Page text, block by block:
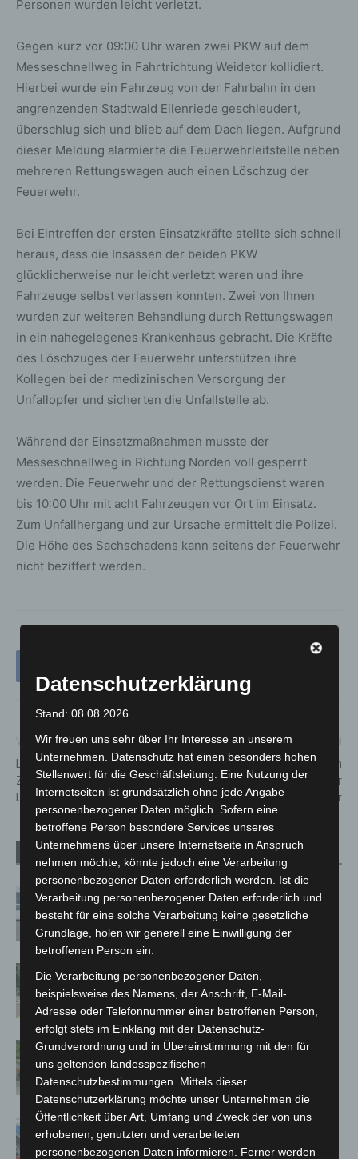
Personen wurden leicht verletzt.
Gegen kurz vor 09:00 Uhr waren zwei PKW auf dem
Messeschnellweg in Fahrtrichtung Weidetor kollidiert.
Hierbei wurde ein Fahrzeug von der Fahrbahn in den
angrenzenden Stadtwald Eilenriede geschleudert,
überschlug sich und blieb auf dem Dach liegen. Aufgrund
dieser Meldung alarmierte die Feuerwehrleitstelle neben
mehreren Rettungswagen auch einen Löschzug der
Feuerwehr.
Bei Eintreffen der ersten Einsatzkräfte stellte sich schnell
heraus, dass die Insassen der beiden PKW
glücklicherweise nur leicht verletzt waren und ihre
Fahrzeuge selbst verlassen konnten. Zwei von Ihnen
wurden zur weiteren Behandlung durch Rettungswagen
in ein nahegelegenes Krankenhaus gebracht. Die Kräfte
des Löschzuges der Feuerwehr unterstützen ihre
Kollegen bei der medizinischen Versorgung der
Unfallopfer und sicherten die Unfallstelle ab.
Während der Einsatzmaßnahmen musste der
Messeschnellweg in Richtung Norden voll gesperrt
werden. Die Feuerwehr und der Rettungsdienst waren
bis 10:00 Uhr mit acht Fahrzeugen vor Ort im Einsatz.
Zum Unfallhergang und zur Ursache ermittelt die Polizei.
Die Höhe des Sachschadens kann seitens der Feuerwehr
nicht beziffert werden.
Vorheriger Artikel
Lichtkonzept des Erlebnis-
Zoo-Eingangs für Deutschen
Lichtdesign-Preis nominiert
Nächster Artikel
10.09.2021 – Update zu den
Covid-19 Neuinfektionen in der
Region Hannover
Niedersachsen: Feuerwehrkräfte
kehren nach Waldbrandeinsatz aus
Spanien zurück
Brand im „Haus der Begegnung“ in
Neuwarmbüchen schnell eingedämmt
Region Hannover: 21 neue
Notfallsanitäter starten beim Roten
Kreuz
Mann läuft mit Hockeyschläger über
A7 – Polizei sucht Zeugen
Datenschutzerklärung
Stand: 08.08.2026
Wir freuen uns sehr über Ihr Interesse an unserem
Unternehmen. Datenschutz hat einen besonders hohen
Stellenwert für die Geschäftsleitung. Eine Nutzung der
Internetseiten ist grundsätzlich ohne jede Angabe
personenbezogener Daten möglich. Sofern eine
betroffene Person besondere Services unseres
Unternehmens über unsere Internetseite in Anspruch
nehmen möchte, könnte jedoch eine Verarbeitung
personenbezogener Daten erforderlich werden. Ist die
Verarbeitung personenbezogener Daten erforderlich und
besteht für eine solche Verarbeitung keine gesetzliche
Grundlage, holen wir generell eine Einwilligung der
betroffenen Person ein.
Die Verarbeitung personenbezogener Daten,
beispielsweise des Namens, der Anschrift, E-Mail-
Adresse oder Telefonnummer einer betroffenen Person,
erfolgt stets im Einklang mit der Datenschutz-
Grundverordnung und in Übereinstimmung mit den für
uns geltenden landesspezifischen
Datenschutzbestimmungen. Mittels dieser
Datenschutzerklärung möchte unser Unternehmen die
Öffentlichkeit über Art, Umfang und Zweck der von uns
erhobenen, genutzten und verarbeiteten
personenbezogenen Daten informieren. Ferner werden